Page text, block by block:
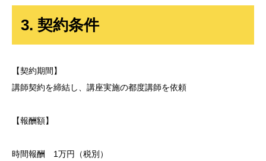
3. 契約条件
【契約期間】
講師契約を締結し、講座実施の都度講師を依頼
【報酬額】
時間報酬 1万円（税別）